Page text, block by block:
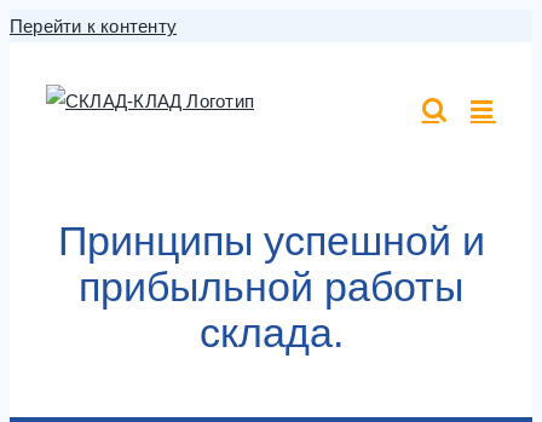
Перейти к контенту
Принципы успешной и
прибыльной работы
склада.